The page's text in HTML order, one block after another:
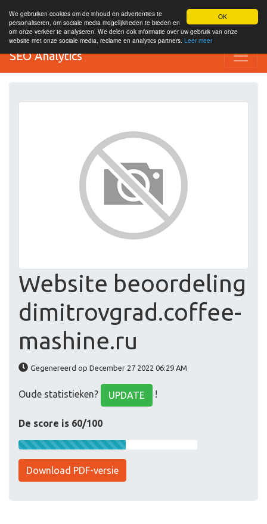
OK
We gebruiken cookies om de inhoud en advertenties te
personaliseren, om sociale media mogelijkheden te bieden en
om onze verkeer te analyseren. We delen ook informatie over uw gebruik van onze
website met onze sociale media, reclame en analytics partners. Leer meer
SEO Analytics
Website beoordeling
dimitrovgrad.coffee-
mashine.ru
Gegenereerd op December 27 2022 06:29 AM
Oude statistieken? UPDATE !
De score is 60/100
Download PDF-versie